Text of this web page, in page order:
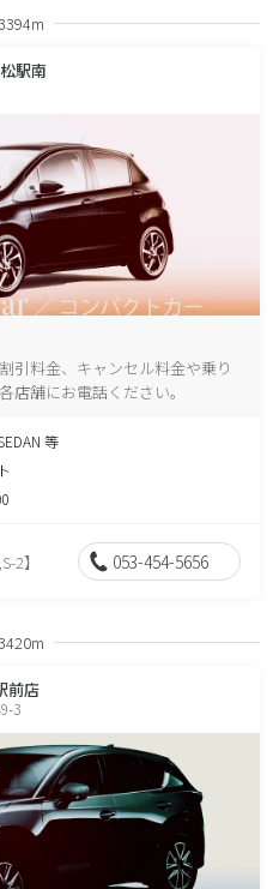
駅南
引料金、キャンセル料金や乗り
店舗にお電話ください。
等
2】 053-454-5656
前店
3